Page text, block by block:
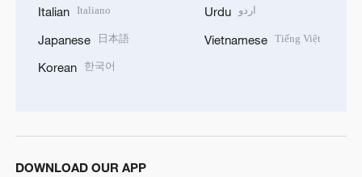
Italian Italiano
Japanese 日本語
Korean 한국어
Urdu اردو
Vietnamese Tiếng Việt
DOWNLOAD OUR APP